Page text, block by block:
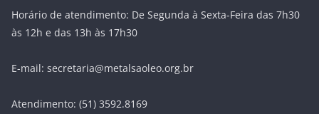
Horário de atendimento: De Segunda à Sexta-Feira das 7h30
às 12h e das 13h às 17h30
E-mail: secretaria@metalsaoleo.org.br
Atendimento: (51) 3592.8169